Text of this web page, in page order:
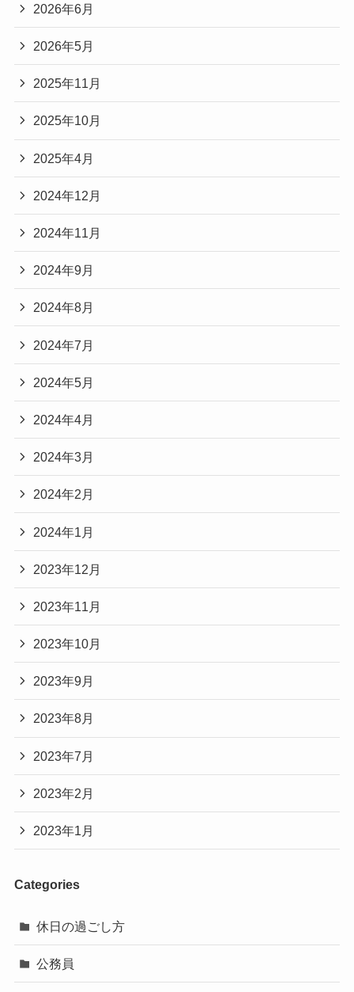
2026年6月
2026年5月
2025年11月
2025年10月
2025年4月
2024年12月
2024年11月
2024年9月
2024年8月
2024年7月
2024年5月
2024年4月
2024年3月
2024年2月
2024年1月
2023年12月
2023年11月
2023年10月
2023年9月
2023年8月
2023年7月
2023年2月
2023年1月
Categories
休日の過ごし方
公務員